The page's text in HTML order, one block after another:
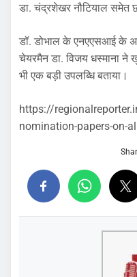
डा. चंद्रशेखर नौटियाल समेत
डॉ. डोभाल के एनएएसआई के
चेयरमैन डा. विजय धस्माना ने
भी एक बड़ी उपलब्धि बताया।
https://
nomination-papers-on-